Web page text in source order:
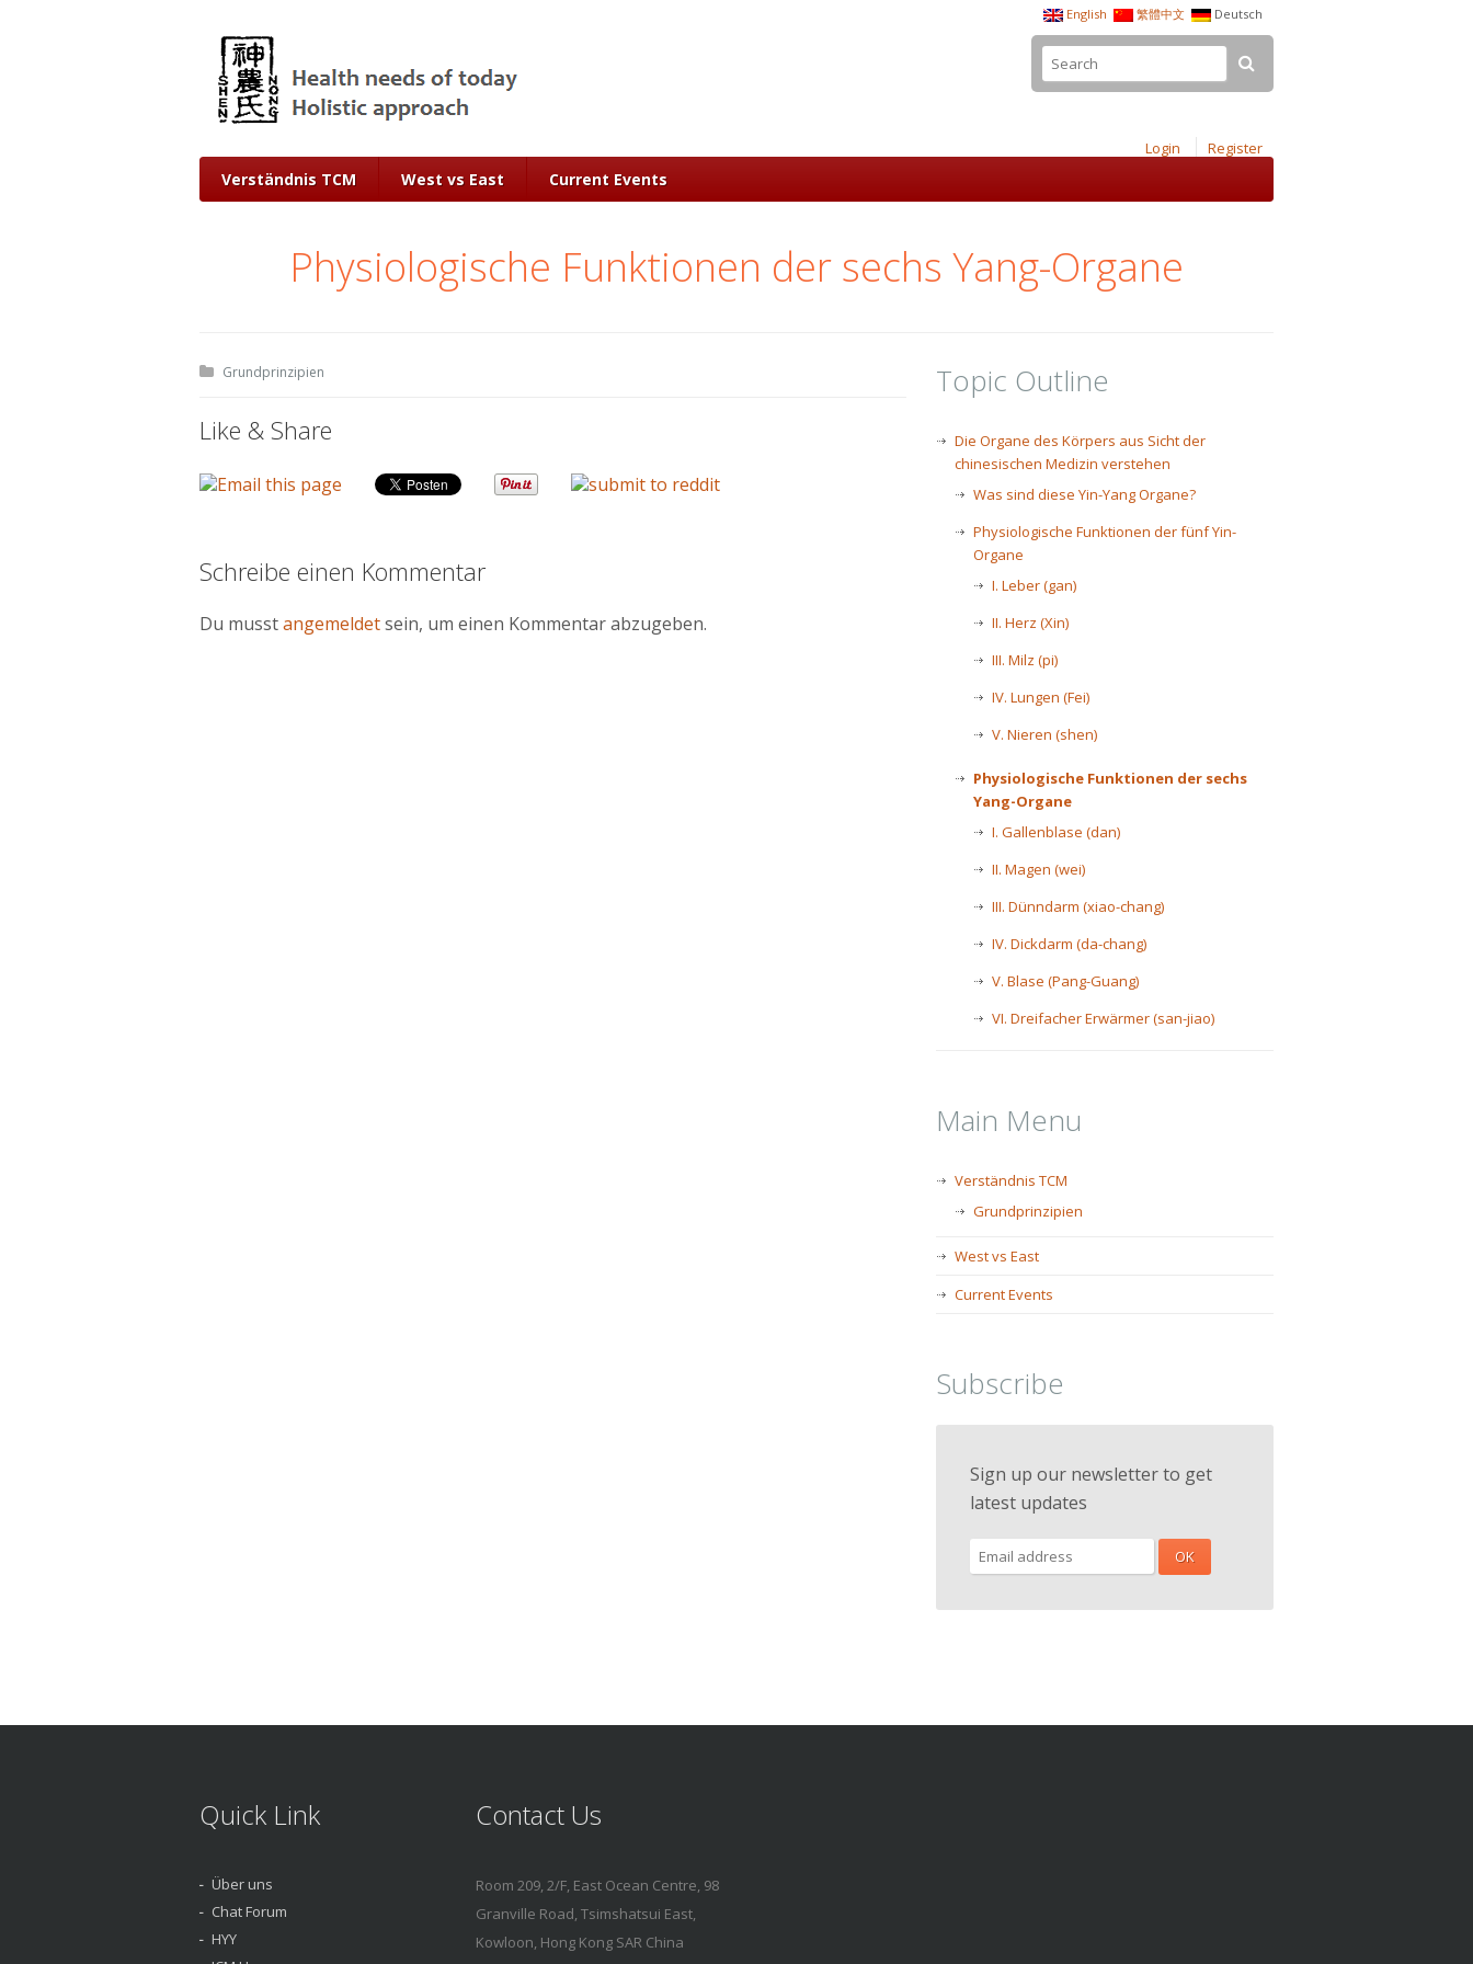
English 繁體中文 Deutsch
Login Register
Verständnis TCM West vs East Current Events
Physiologische Funktionen der sechs Yang-Organe
Grundprinzipien
Like & Share
Schreibe einen Kommentar
Du musstangemeldetsein, um einen Kommentar abzugeben.
Topic Outline
Die Organe des Körpers aus Sicht der
chinesischen Medizin verstehen
Was sind diese Yin-Yang Organe?
Physiologische Funktionen der fünf Yin-
Organe
I. Leber (gan)
II. Herz (Xin)
III. Milz (pi)
IV. Lungen (Fei)
V. Nieren (shen)
Physiologische Funktionen der sechs
Yang-Organe
I. Gallenblase (dan)
II. Magen (wei)
III. Dünndarm (xiao-chang)
IV. Dickdarm (da-chang)
V. Blase (Pang-Guang)
VI. Dreifacher Erwärmer (san-jiao)
Main Menu
Verständnis TCM
Grundprinzipien
West vs East
Current Events
Subscribe
Sign up our newsletter to get
latest updates
Quick Link
Über uns
Chat Forum
HYY
Contact Us
Room 209, 2/F, East Ocean Centre, 98
Granville Road, Tsimshatsui East,
Kowloon, Hong Kong SAR China